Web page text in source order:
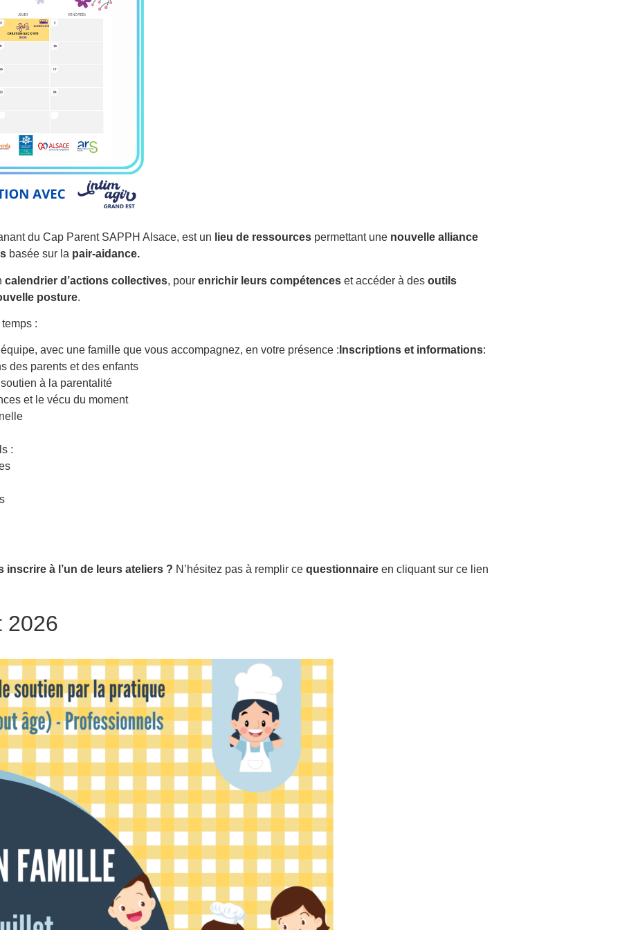
du Cap Parent SAPPH Alsace, est un lieu de ressources permettant une nouvelle alliance
basée sur la pair-aidance.
calendrier d’actions collectives, pour enrichir leurs compétences et accéder à des outils
posture.
:
avec une famille que vous accompagnez, en votre présence :
des parents et des enfants
soutien à la parentalité
et le vécu du moment
:
Inscriptions et informations:
à l’un de leurs ateliers ? N’hésitez pas à remplir ce questionnaire en cliquant sur ce lien
2026